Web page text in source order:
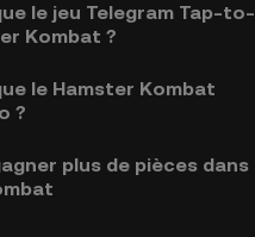
le jeu Telegram Tap-to-
Kombat ?
le Hamster Kombat
?
plus de pièces dans